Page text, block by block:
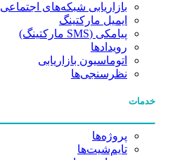
بازاریابی شبکه‌های اجتماعی
ایمیل مارکتینگ
پیامکی (SMS مارکتینگ)
رویدادها
اتوماسیون بازاریابی
نظرسنجی‌ها
خدمات
پروژه‌ها
تایم‌شیت‌ها